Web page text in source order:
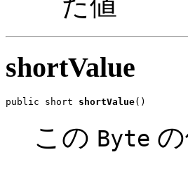
shortValue
public short shortValue()
この Byte